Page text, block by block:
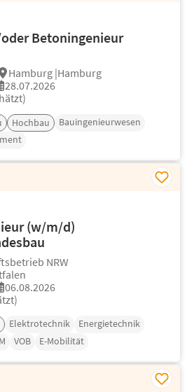
Betoningenieur
Hamburg |Hamburg
28.07.2026
Hochbau
Bauingenieurwesen
(w/m/d)
NRW
06.08.2026
Elektrotechnik
Energietechnik
VOB E-Mobilität